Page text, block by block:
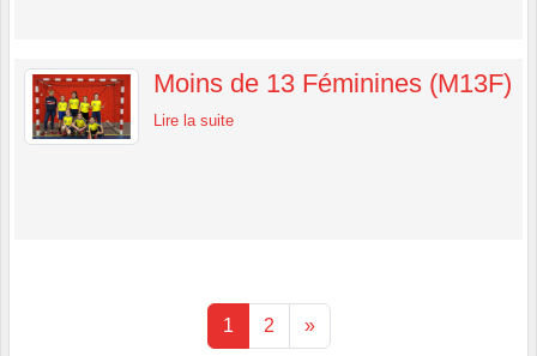
Moins de 13 Féminines (M13F)
Lire la suite
1 2 »